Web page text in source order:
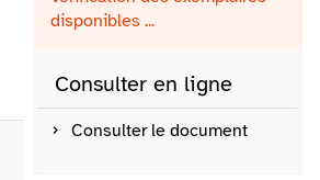
disponibles ...
Consulter en ligne
Consulter le document